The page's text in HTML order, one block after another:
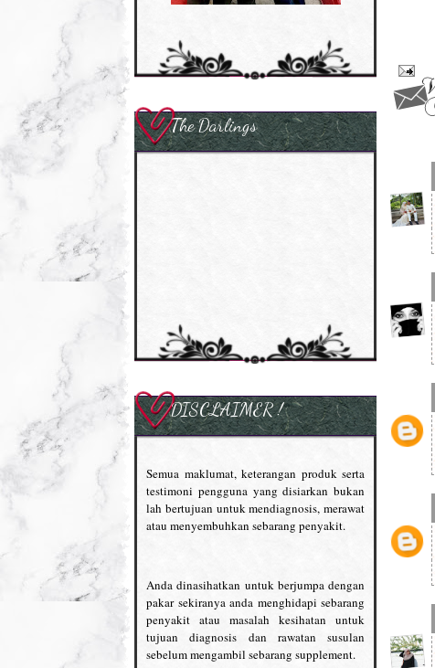
The Darlings
DISCLAIMER !
Semua maklumat, keterangan produk serta
testimoni pengguna yang disiarkan bukan
lah bertujuan untuk mendiagnosis, merawat
atau menyembuhkan sebarang penyakit.
Anda dinasihatkan untuk berjumpa dengan
pakar sekiranya anda menghidapi sebarang
penyakit atau masalah kesihatan untuk
tujuan diagnosis dan rawatan susulan
sebelum mengambil sebarang supplement.